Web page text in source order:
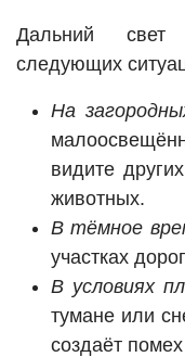
Дальний свет
следующих
На
видите
животных.
В тёмное
участках
В условиях
тумане или
создаёт